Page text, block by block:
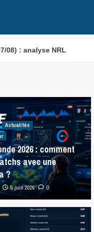
NRL
Actualités
2026 : comment
avec une
?
5 juin 2026 0